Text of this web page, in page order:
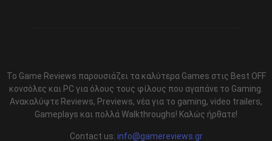
Το Game Reviews παρουσιάζει τα καλύτερα Games στις Best OFF
κονσόλες και PC για όλους τους φίλους που αγαπάνε το Gaming.
Ανακαλύψτε Reviews, Previews, νέα για το gaming, video trailers,
Gameplays και πολλά Walkthroughs! Καλώς ήρθατε!
Contact us: info@gamereviews.gr